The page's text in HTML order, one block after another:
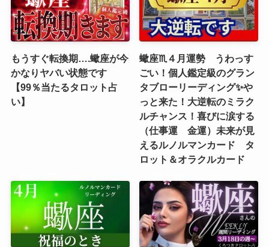
もうすぐ転換期….蠍座が今
かなりヤバい状態です
【99％当たるタロット占
い】
蠍座♏４月運勢 うわっす
ごい！個人鑑定級のグラン
タブローリーディング✨や
っと来た！大逆転のミラク
ルチャンス！喜びに涙する
（仕事運 金運）未来が見
えるルノルマンカード タ
ロット＆オラクルカード